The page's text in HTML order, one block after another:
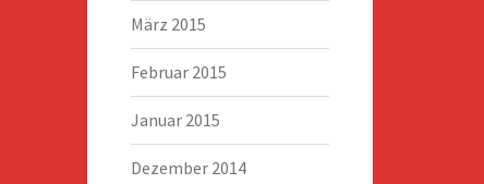
März 2015
Februar 2015
Januar 2015
Dezember 2014